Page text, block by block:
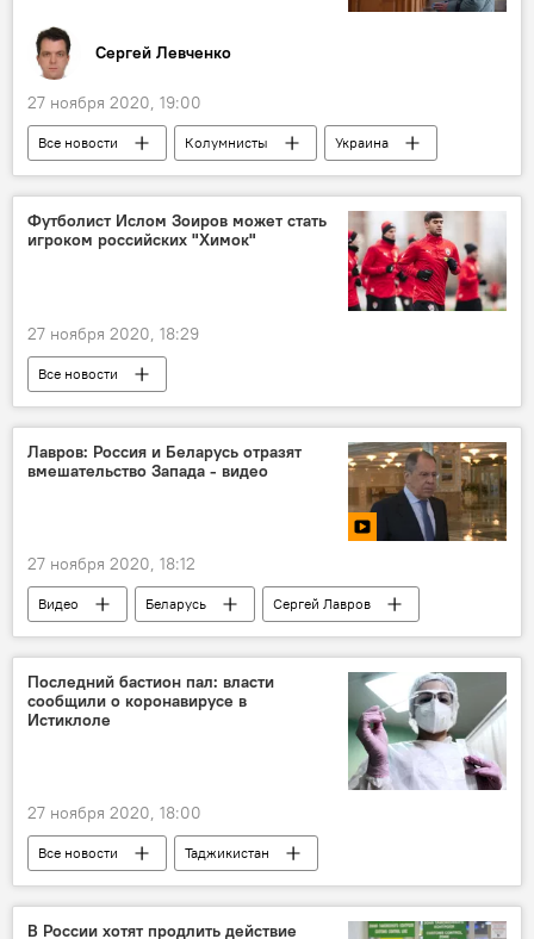
Сергей Левченко
27 ноября 2020, 19:00
Все новости Колумнисты
Украина
бюджет
Футболист Ислом Зоиров может стать
игроком российских "Химок"
27 ноября 2020, 18:29
Все новости
Таджикистан: свежие новости спорта
Спорт
Таджикистан
Лавров: Россия и Беларусь отразят
вмешательство Запада - видео
27 ноября 2020, 18:12
Видео Беларусь
Сергей Лавров
Александр Лукашенко
США
Последний бастион пал: власти
сообщили о коронавирусе в
Истиклоле
27 ноября 2020, 18:00
Все новости
Таджикистан
Здравоохранение
коронавирус
Коронавирус в Таджикистане: последние новости
В России хотят продлить действие